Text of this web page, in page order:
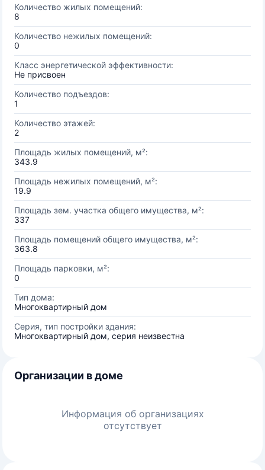
Количество жилых помещений:
8
Количество нежилых помещений:
0
Класс энергетической эффективности:
Не присвоен
Количество подъездов:
1
Количество этажей:
2
Площадь жилых помещений, м²:
343.9
Площадь нежилых помещений, м²:
19.9
Площадь зем. участка общего имущества, м²:
337
Площадь помещений общего имущества, м²:
363.8
Площадь парковки, м²:
0
Тип дома:
Многоквартирный дом
Серия, тип постройки здания:
Многоквартирный дом, серия неизвестна
Организации в доме
Информация об организациях
отсутствует